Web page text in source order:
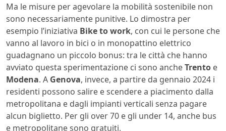
Ma le misure per agevolare la mobilità sostenibile non
sono necessariamente punitive. Lo dimostra per
esempio l’iniziativa Bike to work, con cui le persone che
vanno al lavoro in bici o in monopattino elettrico
guadagnano un piccolo bonus: tra le città che hanno
avviato questa sperimentazione ci sono ancheTrento e
Modena. A Genova, invece, a partire da gennaio 2024 i
residenti possono salire e scendere a piacimento dalla
metropolitana e dagli impianti verticali senza pagare
alcun biglietto. Per gli over 70 e gli under 14, anche bus
e metropolitane sono gratuiti.